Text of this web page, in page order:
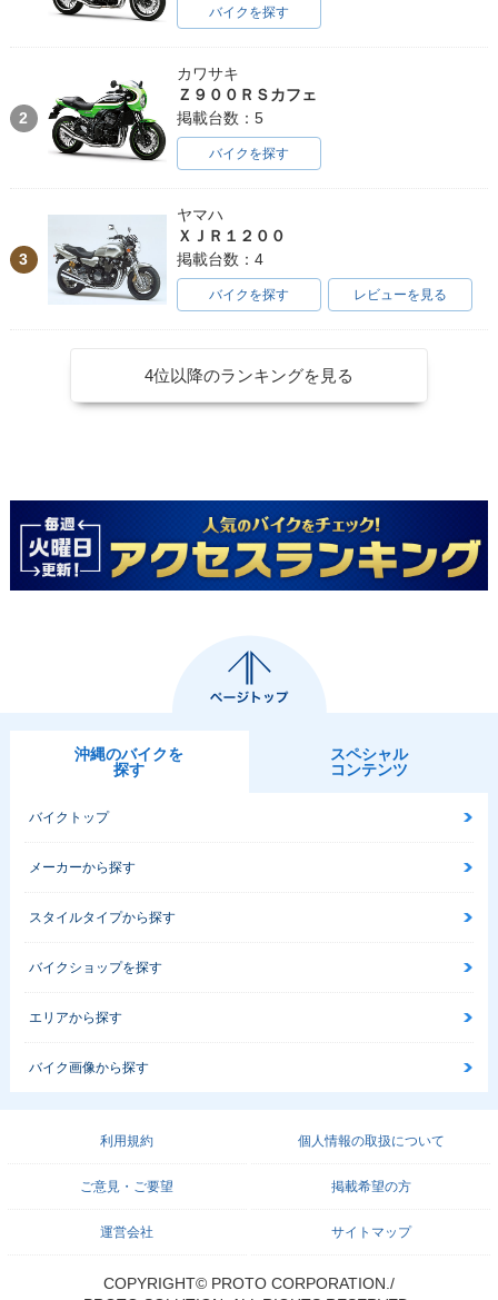
バイクを探す
2
カワサキ
Ｚ９００ＲＳカフェ
掲載台数：5
バイクを探す
3
ヤマハ
ＸＪＲ１２００
掲載台数：4
バイクを探す レビューを見る
4位以降のランキングを見る
沖縄のバイクを
探す
スペシャル
コンテンツ
バイクトップ
メーカーから探す
スタイルタイプから探す
バイクショップを探す
エリアから探す
バイク画像から探す
利用規約 個人情報の取扱について
ご意見・ご要望 掲載希望の方
運営会社 サイトマップ
COPYRIGHT© PROTO CORPORATION./